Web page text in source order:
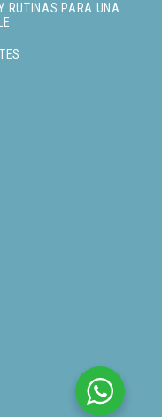
RUTINAS PARA UNA